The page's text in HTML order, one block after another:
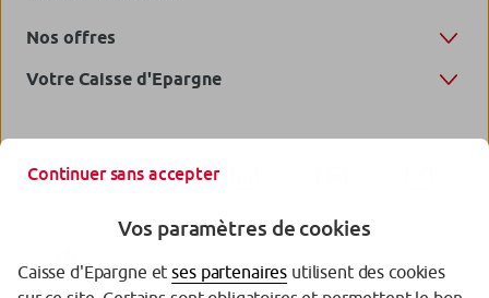
Nos offres
Votre Caisse d'Epargne
Continuer sans accepter
Vos paramètres de cookies
Caisse d'Epargne etses partenaires utilisent des cookies